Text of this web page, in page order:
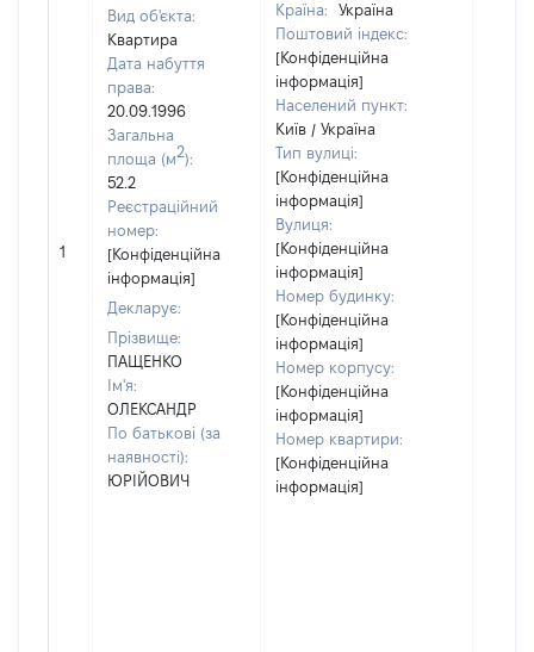
1
Вид об'єкта:
Квартира
Дата набуття
права:
20.09.1996
Загальна
площа (м2):
52.2
Реєстраційний
номер:
[Конфіденційна
інформація]
Декларує:
Прізвище:
ПАЩЕНКО
Ім'я:
ОЛЕКСАНДР
По батькові (за
наявності):
ЮРІЙОВИЧ
Країна:
Україна
Поштовий індекс:
[Конфіденційна
інформація]
Населений пункт:
Київ / Україна
Тип вулиці:
[Конфіденційна
інформація]
Вулиця:
[Конфіденційна
інформація]
Номер будинку:
[Конфіденційна
інформація]
Номер корпусу:
[Конфіденційна
інформація]
Номер квартири:
[Конфіденційна
інформація]